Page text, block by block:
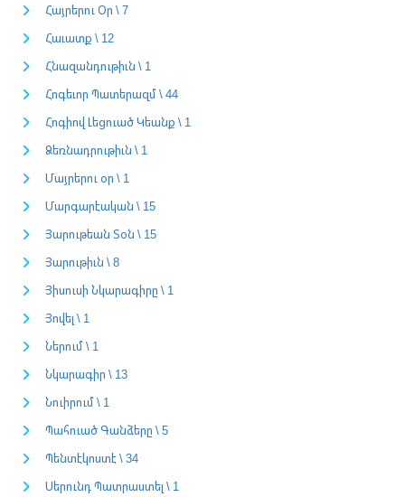
Հայրերու Օր \ 7
Հաւատք \ 12
Հնազանդութիւն \ 1
Հոգեւոր Պատերազմ \ 44
Հոգիով Լեցուած Կեանք \ 1
Ձեռնադրութիւն \ 1
Մայրերու օր \ 1
Մարգարէական \ 15
Յարութեան Տօն \ 15
Յարութիւն \ 8
Յիսուսի Նկարագիրը \ 1
Յովել \ 1
Ներում \ 1
Նկարագիր \ 13
Նուիրում \ 1
Պահուած Գանձերը \ 5
Պենտէկոստէ \ 34
Սերունդ Պատրաստել \ 1